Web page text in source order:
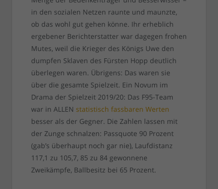
in den sozialen Netzen raunte und maunzte,
ob das wohl gut gehen könne. Ihr erheblich
ergebener Berichterstatter war dagegen frohen
Mutes, weil die Krieger des Königs Uwe den
dumpfen Sklaven des Fürsten Hopp deutlich
überlegen waren. Übrigens: Das waren sie
über die gesamte Spielzeit. Ein Novum im
Drama der Spielzeit 2019/20: Das F95-Team
war in ALLEN statistisch fassbaren Werten
besser als der Gegner. Die Zahlen lassen mit
der Zunge schnalzen: Passquote 90 Prozent
(gab’s überhaupt noch gar nie), Laufdistanz
117,1 zu 105,7, 85 zu 84 gewonnene
Zweikämpfe, Ballbesitz bei 65 Prozent.